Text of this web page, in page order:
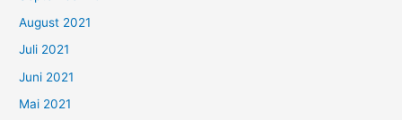
n
n
a
c
h
August 2021
Juli 2021
Juni 2021
Mai 2021